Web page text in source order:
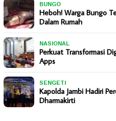
BUNGO
Heboh! Warga Bungo
Dalam Rumah
NASIONAL
Perkuat Transformasi
Apps
SENGETI
Kapolda Jambi Hadiri
Dharmakirti